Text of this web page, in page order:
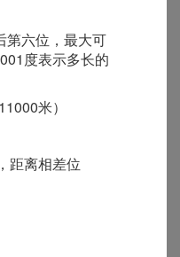
第六位，最大可
度表示多长的
米）
距离相差位